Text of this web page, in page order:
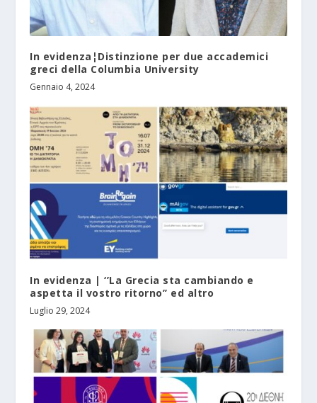
In evidenza¦Distinzione per due accademici
greci della Columbia University
Gennaio 4, 2024
In evidenza | ‘’La Grecia sta cambiando e
aspetta il vostro ritorno’’ ed altro
Luglio 29, 2024